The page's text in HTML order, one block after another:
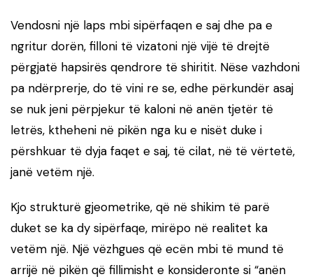
Vendosni një laps mbi sipërfaqen e saj dhe pa e
ngritur dorën, filloni të vizatoni një vijë të drejtë
përgjatë hapsirës qendrore të shiritit. Nëse vazhdoni
pa ndërprerje, do të vini re se, edhe përkundër asaj
se nuk jeni përpjekur të kaloni në anën tjetër të
letrës, ktheheni në pikën nga ku e nisët duke i
përshkuar të dyja faqet e saj, të cilat, në të vërtetë,
janë vetëm një.
Kjo strukturë gjeometrike, që në shikim të parë
duket se ka dy sipërfaqe, mirëpo në realitet ka
vetëm një. Një vëzhgues që ecën mbi të mund të
arrijë në pikën që fillimisht e konsideronte si “anën